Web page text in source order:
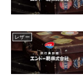
レザー